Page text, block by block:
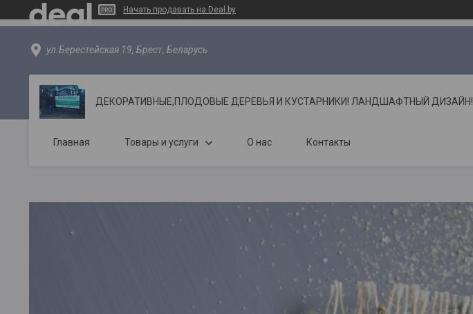
Начать продавать на Deal.by
ул.Берестейская 19, Брест, Беларусь
ДЕКОРАТИВНЫЕ,ПЛОДОВЫЕ ДЕРЕВЬЯ И КУСТАРНИКИ! ЛАНДШАФТНЫЙ ДИЗАЙН!
Главная Товары и услуги О нас Контакты